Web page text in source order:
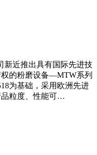
新近推出具有国际先进技
的粉磨设备—MTW系列
为基础，采用欧洲先进
品粒度、性能可…